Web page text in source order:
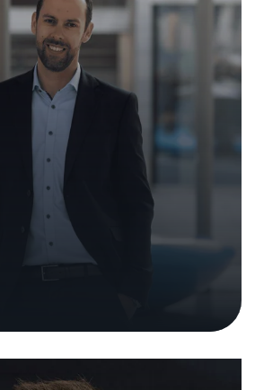
Testinstitut erhöht